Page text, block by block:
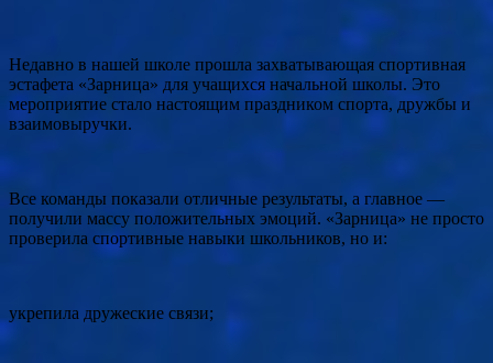
Недавно в нашей школе прошла захватывающая спортивная
эстафета «Зарница» для учащихся начальной школы. Это
мероприятие стало настоящим праздником спорта, дружбы и
взаимовыручки.
Все команды показали отличные результаты, а главное —
получили массу положительных эмоций. «Зарница» не просто
проверила спортивные навыки школьников, но и:
укрепила дружеские связи;